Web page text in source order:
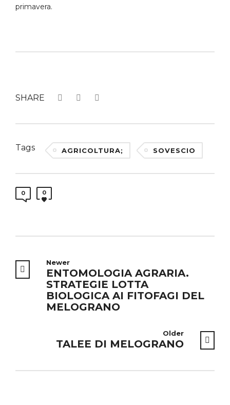
primavera.
SHARE
Tags AGRICOLTURA; SOVESCIO
0 0
Newer
ENTOMOLOGIA AGRARIA.
STRATEGIE LOTTA
BIOLOGICA AI FITOFAGI DEL
MELOGRANO
Older
TALEE DI MELOGRANO